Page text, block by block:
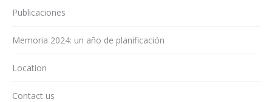
Publicaciones
Memoria 2024: un año de planificación
Location
Contact us